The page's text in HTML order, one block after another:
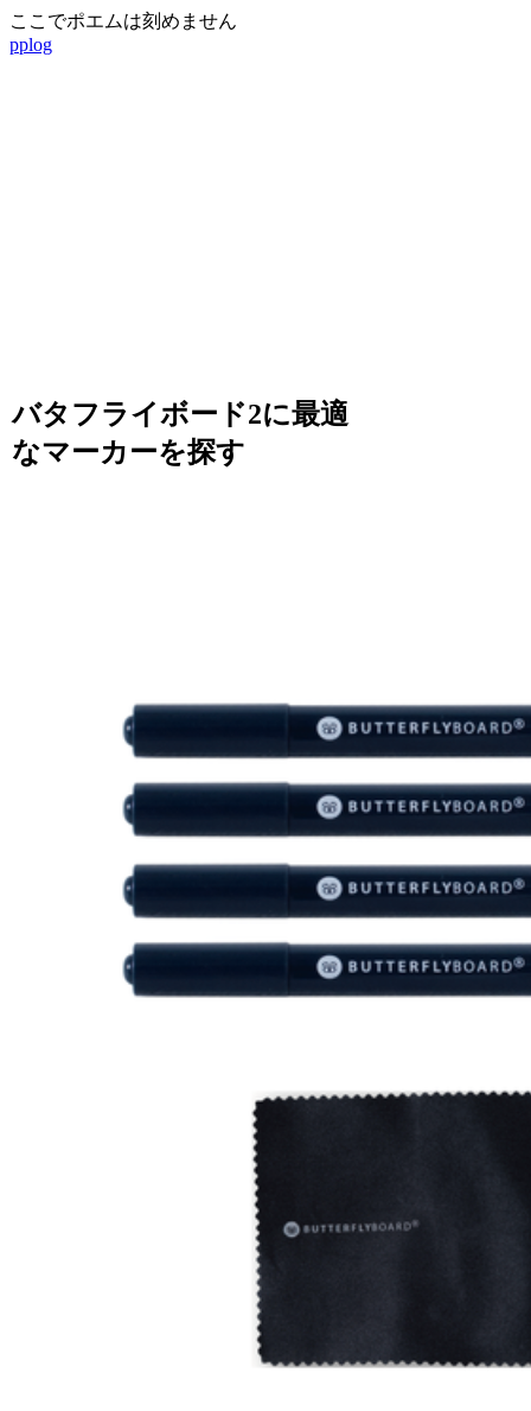
ここでポエムは刻めません
pplog
バタフライボード2に最適
なマーカーを探す